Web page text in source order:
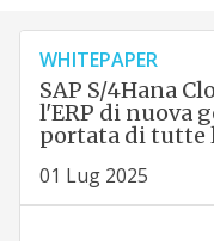
WHITEPAPER
SAP S/4Hana
l'ERP di nuova
portata di tutte
01 Lug 2025